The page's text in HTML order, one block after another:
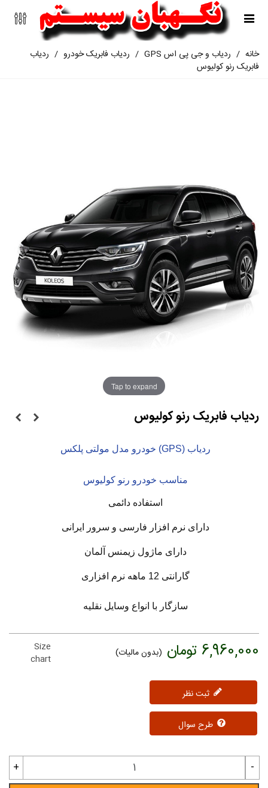
خانه / ردیاب و جی پی اس GPS / ردیاب فابریک خودرو / ردیاب
فابریک رنو کولیوس
Tap to expand
ردیاب فابریک رنو کولیوس
ردیاب (GPS) خودرو مدل مولتی پلکس
مناسب خودرو رنو کولیوس
استفاده دائمی
دارای نرم افزار فارسی و سرور ایرانی
دارای ماژول زیمنس آلمان
گارانتی 12 ماهه نرم افزاری
سازگار با انواع وسایل نقلیه
6,960,000 تومان (بدون مالیات)
ثبت نظر
Size
chart
-
+